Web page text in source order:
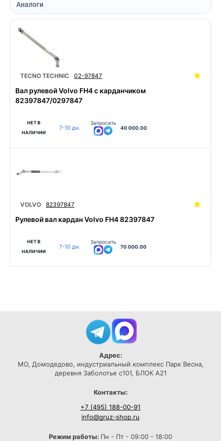
Аналоги
TECNO TECHNIC 02-97847
Вал рулевой Volvo FH4 с карданчиком
82397847/0297847
НЕТ В
НАЛИЧИИ
7-10 дн.
Запросить
40 000.00
VOLVO 82397847
Рулевой вал кардан Volvo FH4 82397847
НЕТ В
НАЛИЧИИ
7-10 дн.
Запросить
70 000.00
Адрес:
МО, Домодедово, индустриальный комплекс Парк Весна,
деревня Заболотье с101, БЛОК А21
Контакты:
+7 (495) 188-00-91
info@gruz-shop.ru
Режим работы: Пн - Пт - 09:00 - 18:00